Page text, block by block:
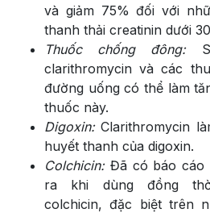
và giảm 75% đối với
thanh thải creatinin dưới
Thuốc chống đông:
clarithromycin và các
đường uống có thể làm
thuốc này.
Digoxin:Clarithromycin
huyết thanh của digoxin.
Colchicin:Đã có báo cáo
ra khi dùng đồng
colchicin, đặc biệt trên